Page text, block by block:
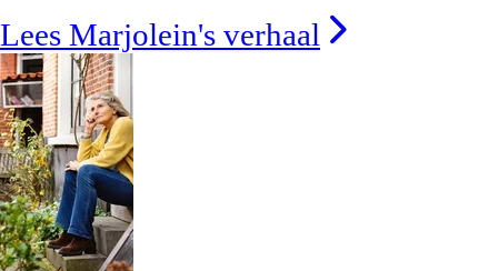
Lees Marjolein's verhaal